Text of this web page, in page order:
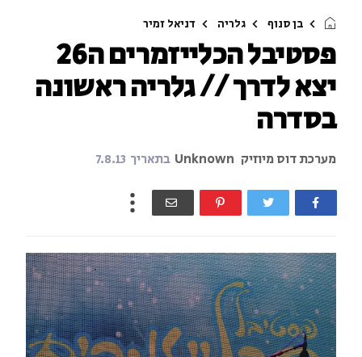
בן סנוף גלריה דניאל זמיר
פסטיבל הכלייזמרים ה26
יצא לדרך // גלריה ראשונה
בסדרה
מערכת דוס מיוזיק Unknown בתאריך 7.8.13